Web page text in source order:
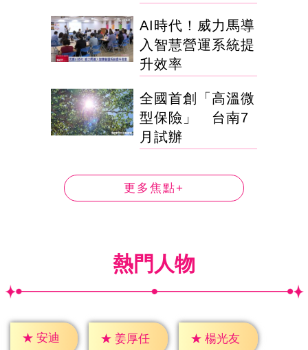
AI時代！威力馬導
入智慧營運系統提
升效率
全國首創「高溫微
型保險」 台南7
月試辦
更多焦點+
熱門人物
★ 安迪 ★ 姜厚任 ★ 楊光友